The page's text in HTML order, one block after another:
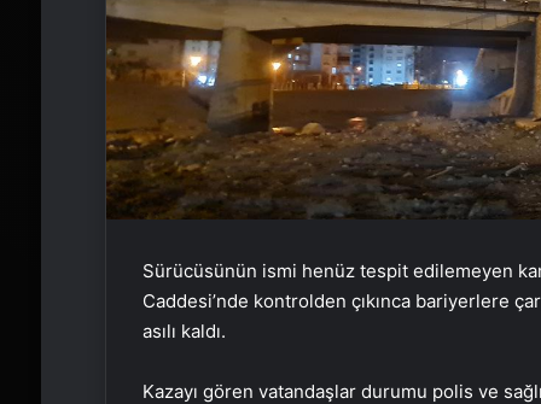
Sürücüsünün ismi henüz tespit edilemeyen
Caddesi’nde kontrolden çıkınca bariyerlere
asılı kaldı.
Kazayı gören vatandaşlar durumu polis ve